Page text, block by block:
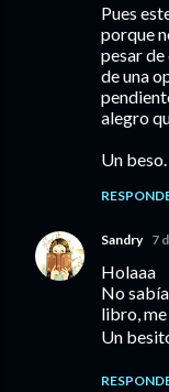
Pues
porque
pesar de
de una
alegro
Un beso.
Sandry 7
Holaaa
No
libro,
Un